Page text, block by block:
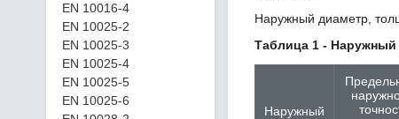
EN 10016-4
EN 10025-2
EN 10025-3
EN 10025-4
EN 10025-5
EN 10025-6
Наружный диаметр,
Таблица 1 - Наружный
Наружный